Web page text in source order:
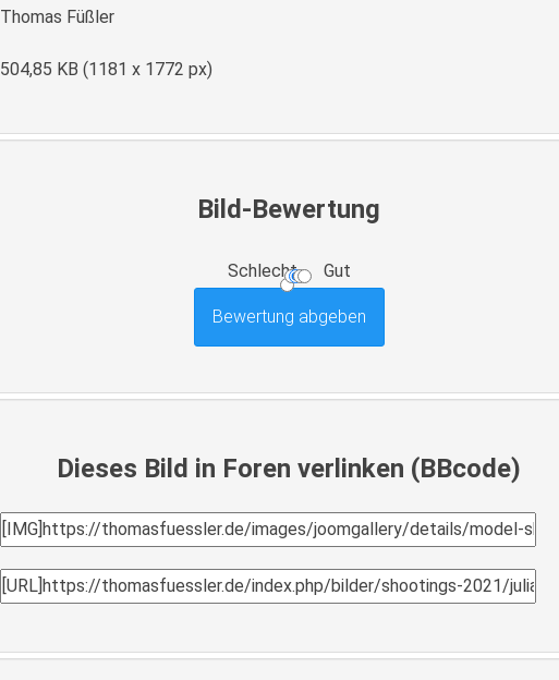
Thomas Füßler
504,85 KB (1181 x 1772 px)
Bild-Bewertung
Schlecht Gut
Dieses Bild in Foren verlinken (BBcode)